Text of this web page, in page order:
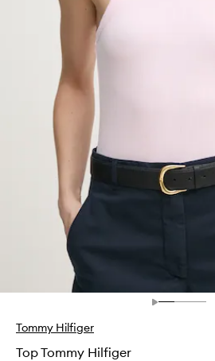
Tommy Hilfiger
Top Tommy Hilfiger